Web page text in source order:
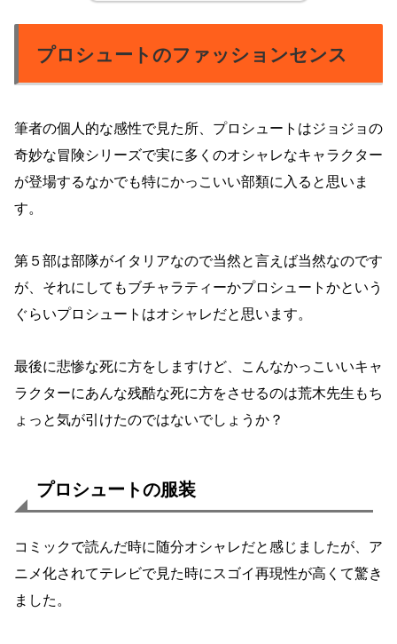
プロシュートのファッションセンス
筆者の個人的な感性で見た所、プロシュートはジョジョの
奇妙な冒険シリーズで実に多くのオシャレなキャラクター
が登場するなかでも特にかっこいい部類に入ると思いま
す。
第５部は部隊がイタリアなので当然と言えば当然なのです
が、それにしてもブチャラティーかプロシュートかという
ぐらいプロシュートはオシャレだと思います。
最後に悲惨な死に方をしますけど、こんなかっこいいキャ
ラクターにあんな残酷な死に方をさせるのは荒木先生もち
ょっと気が引けたのではないでしょうか？
プロシュートの服装
コミックで読んだ時に随分オシャレだと感じましたが、ア
ニメ化されてテレビで見た時にスゴイ再現性が高くて驚き
ました。